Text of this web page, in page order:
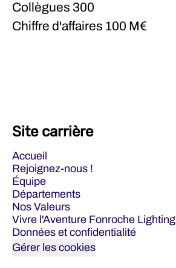
Collègues 300
Chiffre d'affaires 100 M€
Site carrière
Accueil
Rejoignez-nous !
Équipe
Départements
Nos Valeurs
Vivre l'Aventure Fonroche Lighting
Données et confidentialité
Gérer les cookies